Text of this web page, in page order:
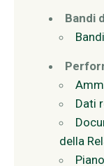
Bandi
Dati
della